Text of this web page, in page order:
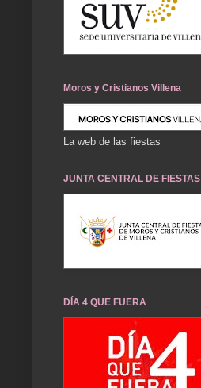
Moros y Cristianos Villena
La web de las fiestas
JUNTA CENTRAL DE FIESTAS
DÍA 4 QUE FUERA